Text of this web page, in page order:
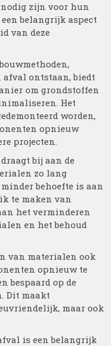
zijn voor hun
belangrijk aspect
van deze
afval ontstaan, biedt
om grondstoffen
Het
worden,
opnieuw
projecten.
bij aan de
zo lang
behoefte is aan
te maken van
het verminderen
en het behoud
van materialen ook
opnieuw te
bespaard op de
Dit maakt
maar ook
is een belangrijk